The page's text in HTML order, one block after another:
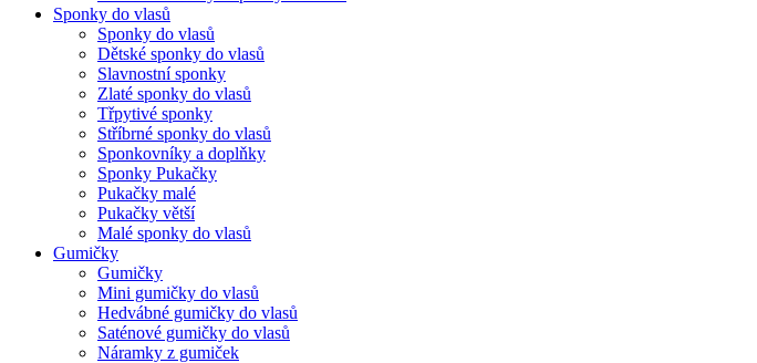
Sponky do vlasů
Sponky do vlasů
Dětské sponky do vlasů
Slavnostní sponky
Zlaté sponky do vlasů
Třpytivé sponky
Stříbrné sponky do vlasů
Sponkovníky a doplňky
Sponky Pukačky
Pukačky malé
Pukačky větší
Malé sponky do vlasů
Gumičky
Gumičky
Mini gumičky do vlasů
Hedvábné gumičky do vlasů
Saténové gumičky do vlasů
Náramky z gumiček